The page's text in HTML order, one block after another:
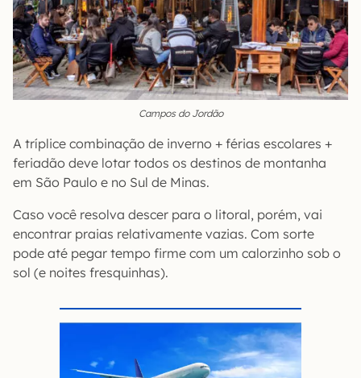
Campos do Jordão
A tríplice combinação de inverno + férias escolares +
feriadão deve lotar todos os destinos de montanha
em São Paulo e no Sul de Minas.
Caso você resolva descer para o litoral, porém, vai
encontrar praias relativamente vazias. Com sorte
pode até pegar tempo firme com um calorzinho sob o
sol (e noites fresquinhas).